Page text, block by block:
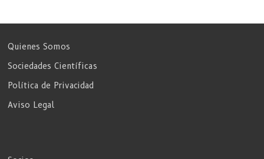
Quienes Somos
Sociedades Científicas
Política de Privacidad
Aviso Legal